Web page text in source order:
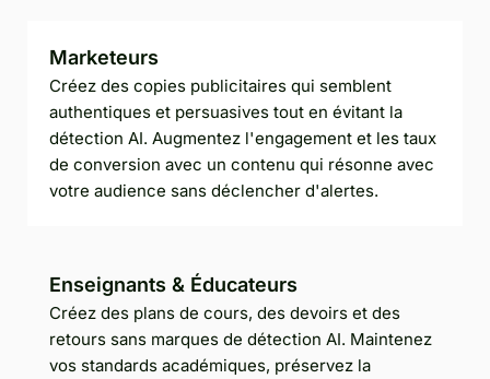
Marketeurs
Créez des copies publicitaires qui semblent
authentiques et persuasives tout en évitant la
détection AI. Augmentez l'engagement et les taux
de conversion avec un contenu qui résonne avec
votre audience sans déclencher d'alertes.
Enseignants & Éducateurs
Créez des plans de cours, des devoirs et des
retours sans marques de détection AI. Maintenez
vos standards académiques, préservez la